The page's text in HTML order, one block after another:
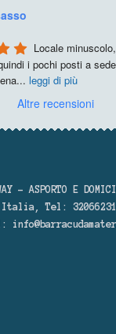
Locale
i pochi posti a
... leggi di più
Altre recensioni
– ASPORTO E
Tel: